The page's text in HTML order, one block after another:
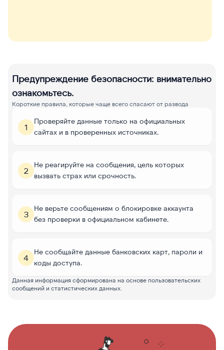
Предупреждение безопасности: внимательно
ознакомьтесь.
Короткие правила, которые чаще всего спасают от развода
1
Проверяйте данные только на официальных
сайтах и в проверенных источниках.
2
Не реагируйте на сообщения, цель которых
вызвать страх или срочность.
3
Не верьте сообщениям о блокировке аккаунта
без проверки в официальном кабинете.
4
Не сообщайте данные банковских карт, пароли и
коды доступа.
Данная информация сформирована на основе пользовательских
сообщений и статистических данных.